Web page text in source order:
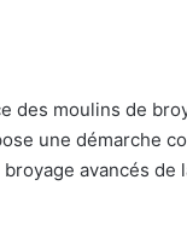
des moulins de
une démarche
avancés de